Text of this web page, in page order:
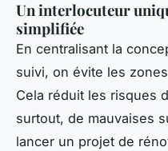
Un interlocuteur
simplifiée
En centralisant la
suivi, on évite les
Cela réduit les risques
surtout, de mauvaises
lancer un projet de